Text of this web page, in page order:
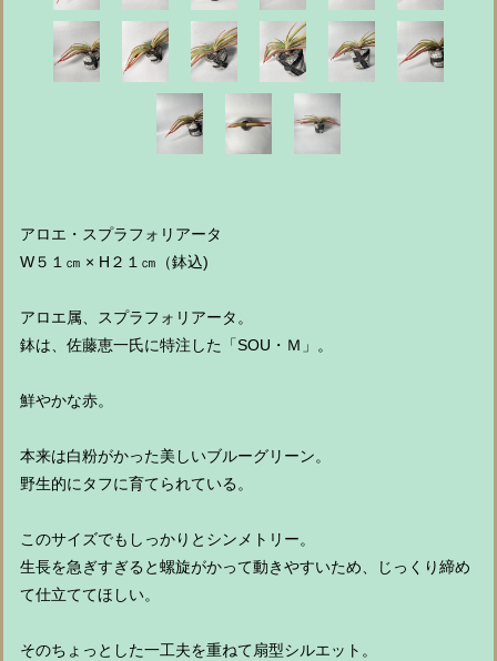
アロエ・スプラフォリアータ
W５１㎝ × H２１㎝（鉢込)
アロエ属、スプラフォリアータ。
鉢は、佐藤恵一氏に特注した「SOU・Ｍ」。
鮮やかな赤。
本来は白粉がかった美しいブルーグリーン。
野生的にタフに育てられている。
このサイズでもしっかりとシンメトリー。
生長を急ぎすぎると螺旋がかって動きやすいため、じっくり締め
て仕立ててほしい。
そのちょっとした一工夫を重ねて扇型シルエット。